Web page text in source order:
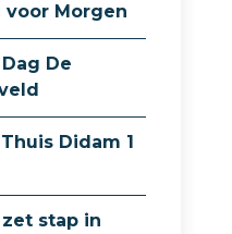
Morgen
De
Didam 1
zet stap in